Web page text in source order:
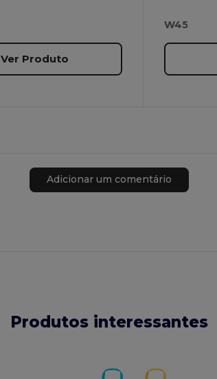
Ver Produto
W45
Adicionar um comentário
Produtos interessantes